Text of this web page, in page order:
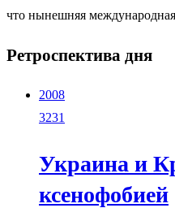
что нынешняя
Ретроспектива дня
2008
3231
Украина и
ксенофобией